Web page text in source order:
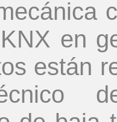
en
están